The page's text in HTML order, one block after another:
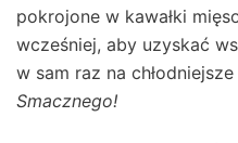
pokrojone w kawałki
wcześniej, aby uzyskać
w sam raz na
Smacznego!